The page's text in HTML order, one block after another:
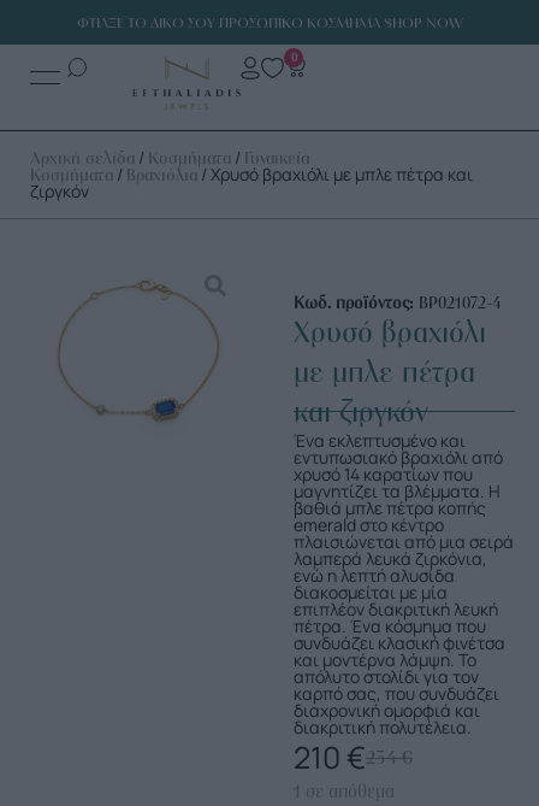
ΦΤΙΑΞΕ ΤΟ ΔΙΚΟ ΣΟΥ ΠΡΟΣΩΠΙΚΟ ΚΟΣΜΗΜΑ SHOP NOW
0
Αρχική σελίδα / Κοσμήματα / Γυναικεία
Κοσμήματα / Βραχιόλια / Χρυσό βραχιόλι με μπλε πέτρα και
ζιργκόν
Κωδ. προϊόντος: ΒΡ021072-4
Χρυσό βραχιόλι
με μπλε πέτρα
και ζιργκόν
Ένα εκλεπτυσμένο και
εντυπωσιακό βραχιόλι από
χρυσό 14 καρατίων που
μαγνητίζει τα βλέμματα. Η
βαθιά μπλε πέτρα κοπής
emerald στο κέντρο
πλαισιώνεται από μια σειρά
λαμπερά λευκά ζιρκόνια,
ενώ η λεπτή αλυσίδα
διακοσμείται με μία
επιπλέον διακριτική λευκή
πέτρα. Ένα κόσμημα που
συνδυάζει κλασική φινέτσα
και μοντέρνα λάμψη. Το
απόλυτο στολίδι για τον
καρπό σας, που συνδυάζει
διαχρονική ομορφιά και
διακριτική πολυτέλεια.
234€
210 €
1 σε απόθεμα